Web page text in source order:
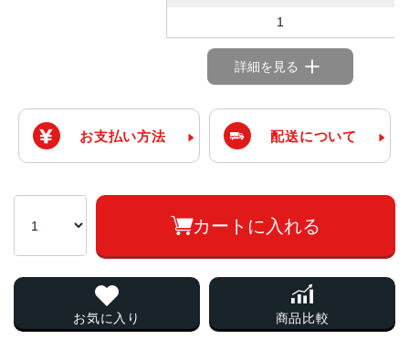
1
詳細を見る
お支払い方法 配送について
カートに入れる
お気に入り 商品比較